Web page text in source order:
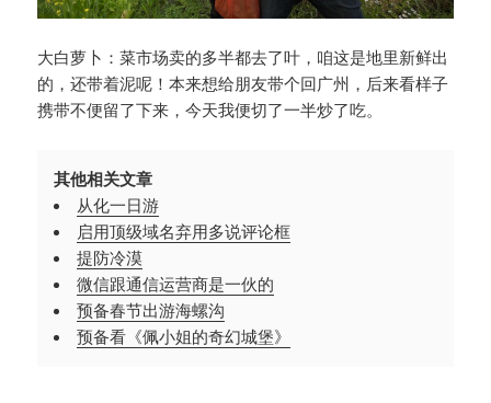
大白萝卜：菜市场卖的多半都去了叶，咱这是地里新鲜出
的，还带着泥呢！本来想给朋友带个回广州，后来看样子
携带不便留了下来，今天我便切了一半炒了吃。
其他相关文章
从化一日游
启用顶级域名弃用多说评论框
提防冷漠
微信跟通信运营商是一伙的
预备春节出游海螺沟
预备看《佩小姐的奇幻城堡》